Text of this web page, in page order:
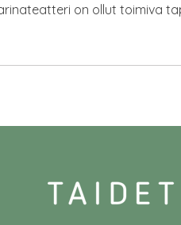
on ollut toimiva